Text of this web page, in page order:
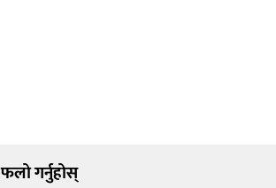
फलो गर्नुहोस्